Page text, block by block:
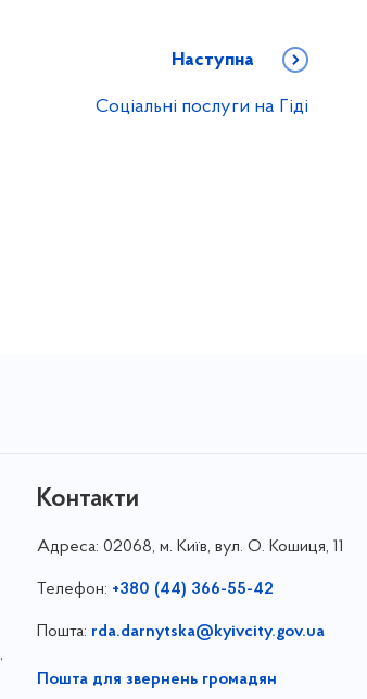
Наступна
Соціальні послуги на Гіді
,
Контакти
Адреса: 02068, м. Київ, вул. О. Кошиця, 11
Телефон: +380 (44) 366-55-42
Пошта: rda.darnytska@kyivcity.gov.ua
Пошта для звернень громадян